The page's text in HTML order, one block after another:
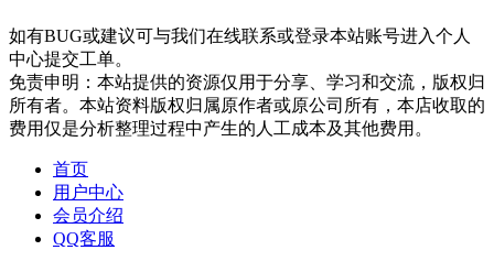
如有BUG或建议可与我们在线联系或登录本站账号进入个人
中心提交工单。
免责申明：本站提供的资源仅用于分享、学习和交流，版权归
所有者。本站资料版权归属原作者或原公司所有，本店收取的
费用仅是分析整理过程中产生的人工成本及其他费用。
首页
用户中心
会员介绍
QQ客服